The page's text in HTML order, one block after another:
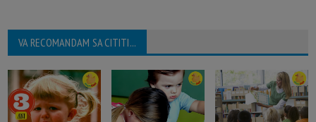
VA RECOMANDAM SA CITITI...